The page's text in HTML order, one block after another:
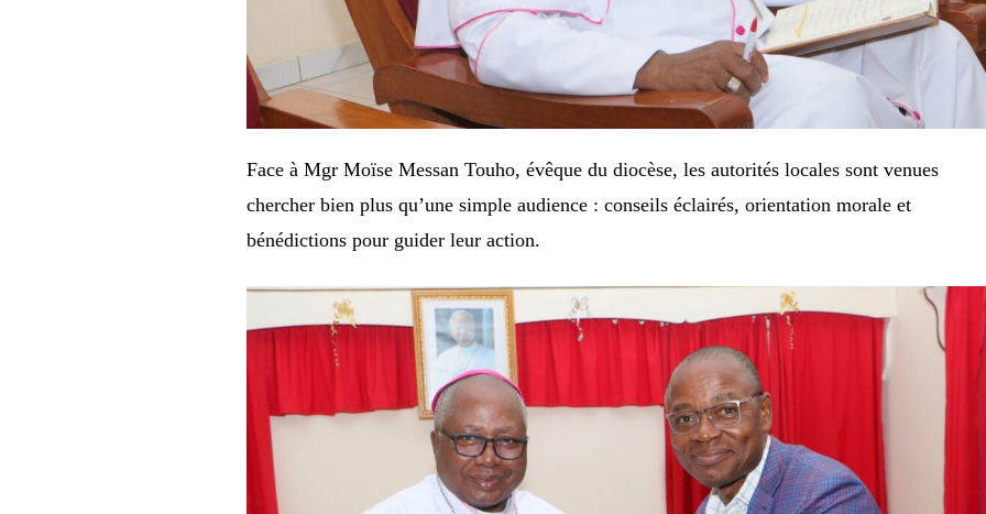
Face à Mgr Moïse Messan Touho, évêque du diocèse, les autorités locales sont venues
chercher bien plus qu’une simple audience : conseils éclairés, orientation morale et
bénédictions pour guider leur action.